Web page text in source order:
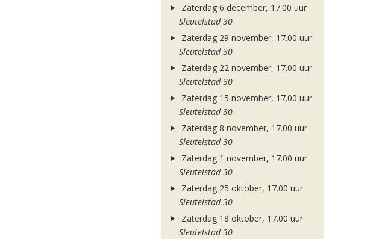
Zaterdag 6 december, 17.00 uur
Sleutelstad 30
Zaterdag 29 november, 17.00 uur
Sleutelstad 30
Zaterdag 22 november, 17.00 uur
Sleutelstad 30
Zaterdag 15 november, 17.00 uur
Sleutelstad 30
Zaterdag 8 november, 17.00 uur
Sleutelstad 30
Zaterdag 1 november, 17.00 uur
Sleutelstad 30
Zaterdag 25 oktober, 17.00 uur
Sleutelstad 30
Zaterdag 18 oktober, 17.00 uur
Sleutelstad 30